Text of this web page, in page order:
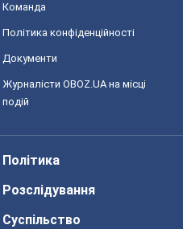
Команда
Політика конфіденційності
Документи
Журналісти OBOZ.UA на місці
подій
Політика
Розслідування
Суспільство